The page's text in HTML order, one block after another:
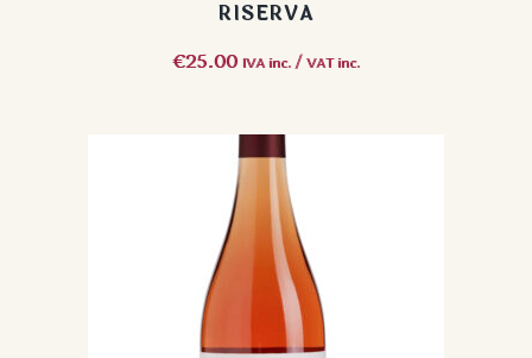
RISERVA
€25.00 IVA inc. / VAT inc.